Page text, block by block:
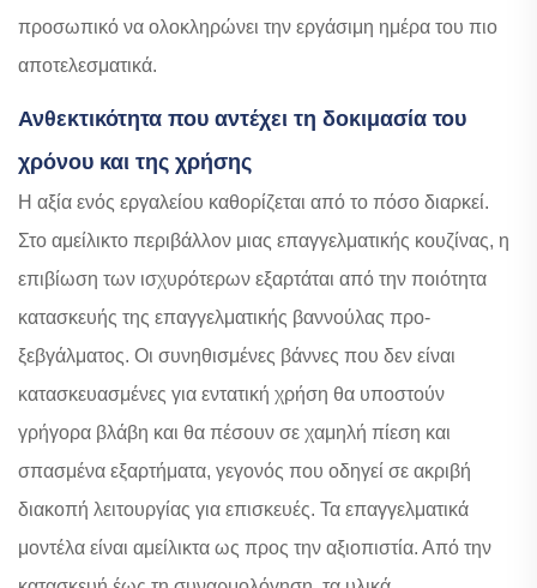
προσωπικό να ολοκληρώνει την εργάσιμη ημέρα του πιο
αποτελεσματικά.
Ανθεκτικότητα που αντέχει τη δοκιμασία του
χρόνου και της χρήσης
Η αξία ενός εργαλείου καθορίζεται από το πόσο διαρκεί.
Στο αμείλικτο περιβάλλον μιας επαγγελματικής κουζίνας, η
επιβίωση των ισχυρότερων εξαρτάται από την ποιότητα
κατασκευής της επαγγελματικής βαννούλας προ-
ξεβγάλματος. Οι συνηθισμένες βάννες που δεν είναι
κατασκευασμένες για εντατική χρήση θα υποστούν
γρήγορα βλάβη και θα πέσουν σε χαμηλή πίεση και
σπασμένα εξαρτήματα, γεγονός που οδηγεί σε ακριβή
διακοπή λειτουργίας για επισκευές. Τα επαγγελματικά
μοντέλα είναι αμείλικτα ως προς την αξιοπιστία. Από την